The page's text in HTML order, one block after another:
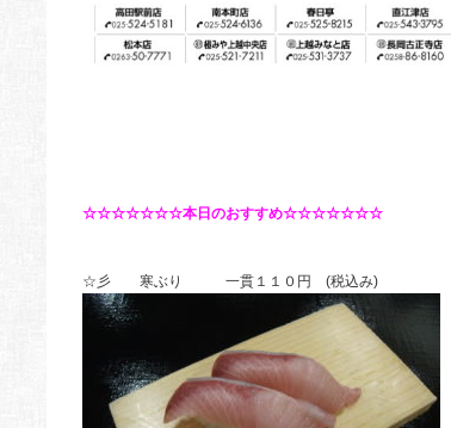
☆☆☆☆☆☆☆本日のおすすめ☆☆☆☆☆☆☆
☆彡 寒ぶり 一貫１１０円 (税込み)